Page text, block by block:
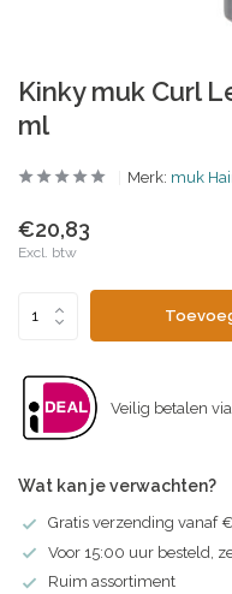
Kinky muk Curl
ml
Merk: muk
€20,83
Excl. btw
Veilig betalen
Wat kan je verwachten?
Gratis verzending vanaf
Voor 15:00 uur besteld,
Ruim assortiment